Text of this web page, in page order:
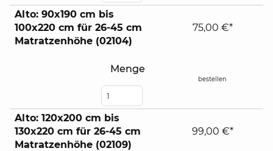
Alto: 90x190 cm bis
100x220 cm für 26-45 cm
Matratzenhöhe (02104)
Menge
75,00 €*
bestellen
Alto: 120x200 cm bis
130x220 cm für 26-45 cm
Matratzenhöhe (02109)
99,00 €*